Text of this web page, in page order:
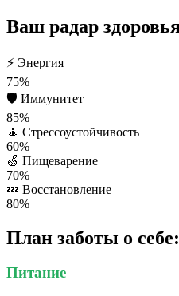
Ваш радар
⚡ Энергия
75%
🛡️ Иммунитет
85%
🧘 Стрессоустойчивость
60%
🍏 Пищеварение
70%
💤 Восстановление
80%
План заботы о
Питание